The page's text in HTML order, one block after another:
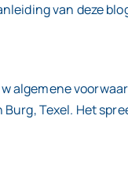
van deze
algemene
Texel. Het